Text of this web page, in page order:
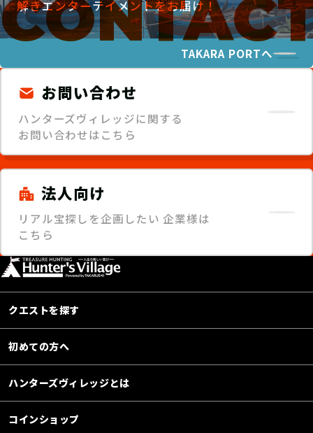
解きエンターテイメントをお届け！
TAKARA PORTへ
お問い合わせ
ハンターズヴィレッジに関する
お問い合わせはこちら
法人向け
リアル宝探しを企画したい 企業様は
こちら
クエストを探す
初めての方へ
ハンターズヴィレッジとは
コインショップ